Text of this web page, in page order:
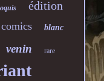
édition
comics blanc
venin rare